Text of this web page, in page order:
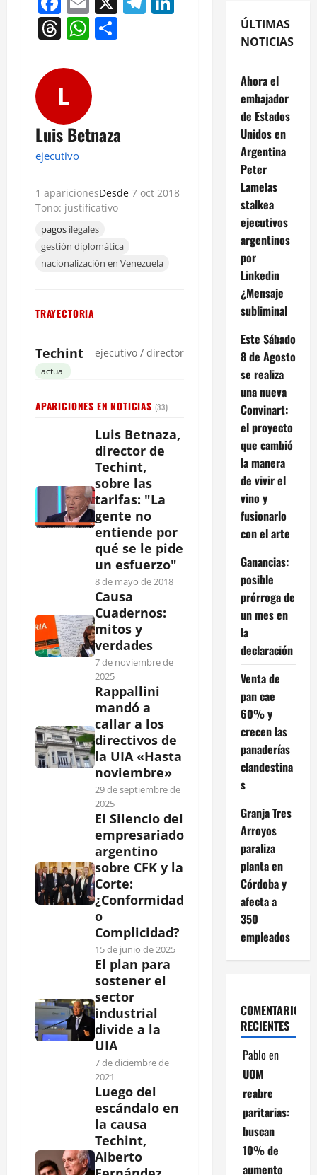
Threads
WhatsApp
L
Luis Betnaza
ejecutivo
1 aparicionesDesde 7 oct 2018
Tono: justificativo
pagos ilegales
gestión diplomática
nacionalización en Venezuela
TRAYECTORIA
Techint ejecutivo / director
actual
APARICIONES EN NOTICIAS (33)
Luis Betnaza,
director de
Techint,
sobre las
tarifas: "La
gente no
entiende por
qué se le pide
un esfuerzo"
8 de mayo de 2018
Causa
Cuadernos:
mitos y
verdades
7 de noviembre de
2025
Rappallini
mandó a
callar a los
directivos de
la UIA «Hasta
noviembre»
29 de septiembre de
2025
El Silencio del
empresariado
argentino
sobre CFK y la
Corte:
¿Conformidad
o
Complicidad?
15 de junio de 2025
El plan para
sostener el
sector
industrial
divide a la
UIA
7 de diciembre de
2021
Luego del
escándalo en
la causa
Techint,
Alberto
ÚLTIMAS
NOTICIAS
Ahora el
embajador
de Estados
Unidos en
Argentina
Peter
Lamelas
stalkea
ejecutivos
argentinos
por
Linkedin
¿Mensaje
subliminal
Este Sábado
8 de Agosto
se realiza
una nueva
Convinart:
el proyecto
que cambió
la manera
de vivir el
vino y
fusionarlo
con el arte
Ganancias:
posible
prórroga de
un mes en
la
declaración
Venta de
pan cae
60% y
crecen las
panaderías
clandestina
s
Granja Tres
Arroyos
paraliza
planta en
Córdoba y
afecta a
350
empleados
COMENTARIOS
RECIENTES
Pablo en
UOM
reabre
paritarias:
buscan
10% de
aumento